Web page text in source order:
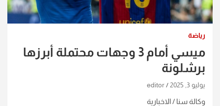
رياضة
ميسي أمام 3 وجهات محتملة أبرزها
برشلونة
يوليو 3, 2025 editor
وكالة سنا / الاخبارية